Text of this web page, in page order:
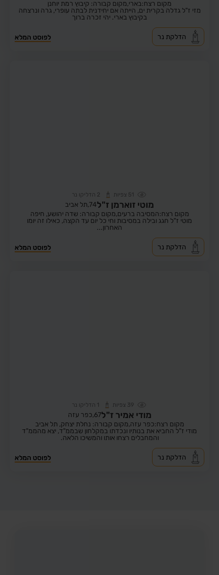
מקום רצח:בארי,מקום קבורה: קיבוץ רמת יוחנן
מזי ז"ל גדלה בקרית ים, הייתה אם יחידנית לבתה עופרי, גרה ונרצחה
בקיבוץ בארי. יהי זכרה ברוך
לפוסט המלא הדלקת נר
51 צפיות 2 הדליקו נר
מוטי זוארמן ז"ל74, תל אביב
מקום רצח:המסיבה ברעים,מקום קבורה: שדה יהושע, חיפה
מוטי ז"ל חגג ובילה במסיבות וחי כל יום עד הקצה, כאילו זה יומו
האחרון...
לפוסט המלא הדלקת נר
39 צפיות 1 הדליקו נר
מודי אמיר ז"ל67, כפר עזה
מקום רצח:כפר עזה,מקום קבורה: נחלת יצחק, תל אביב
מודי ז"ל החביא את בנותיו ונכדתו במקלחון שבממ"ד, יצא מהממ"ד
והמחבלים רצחו אותו והמשיכו הלאה.
לפוסט המלא הדלקת נר